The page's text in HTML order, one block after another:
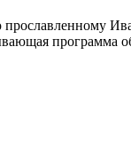
программа